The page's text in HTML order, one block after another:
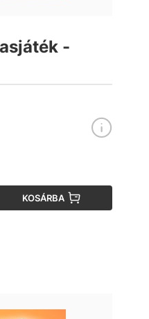
-
KOSÁRBA